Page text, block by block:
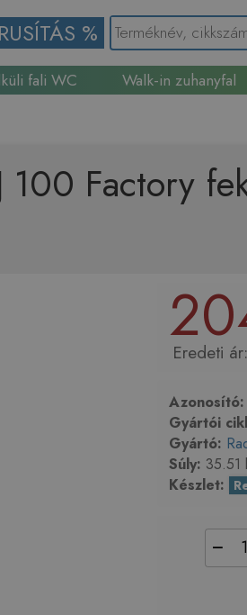
%
fali WC Walk-in zuhanyfal
100 Factory
Azonosító:
Gyártói
Gyártó:
Súly: 35.51
Készlet:
−